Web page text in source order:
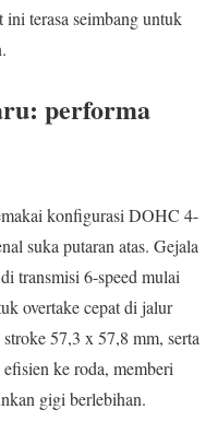
terasa seimbang untuk
performa
konfigurasi DOHC 4-
suka putaran atas. Gejala
transmisi 6-speed mulai
overtake cepat di jalur
57,3 x 57,8 mm, serta
ke roda, memberi
gigi berlebihan.